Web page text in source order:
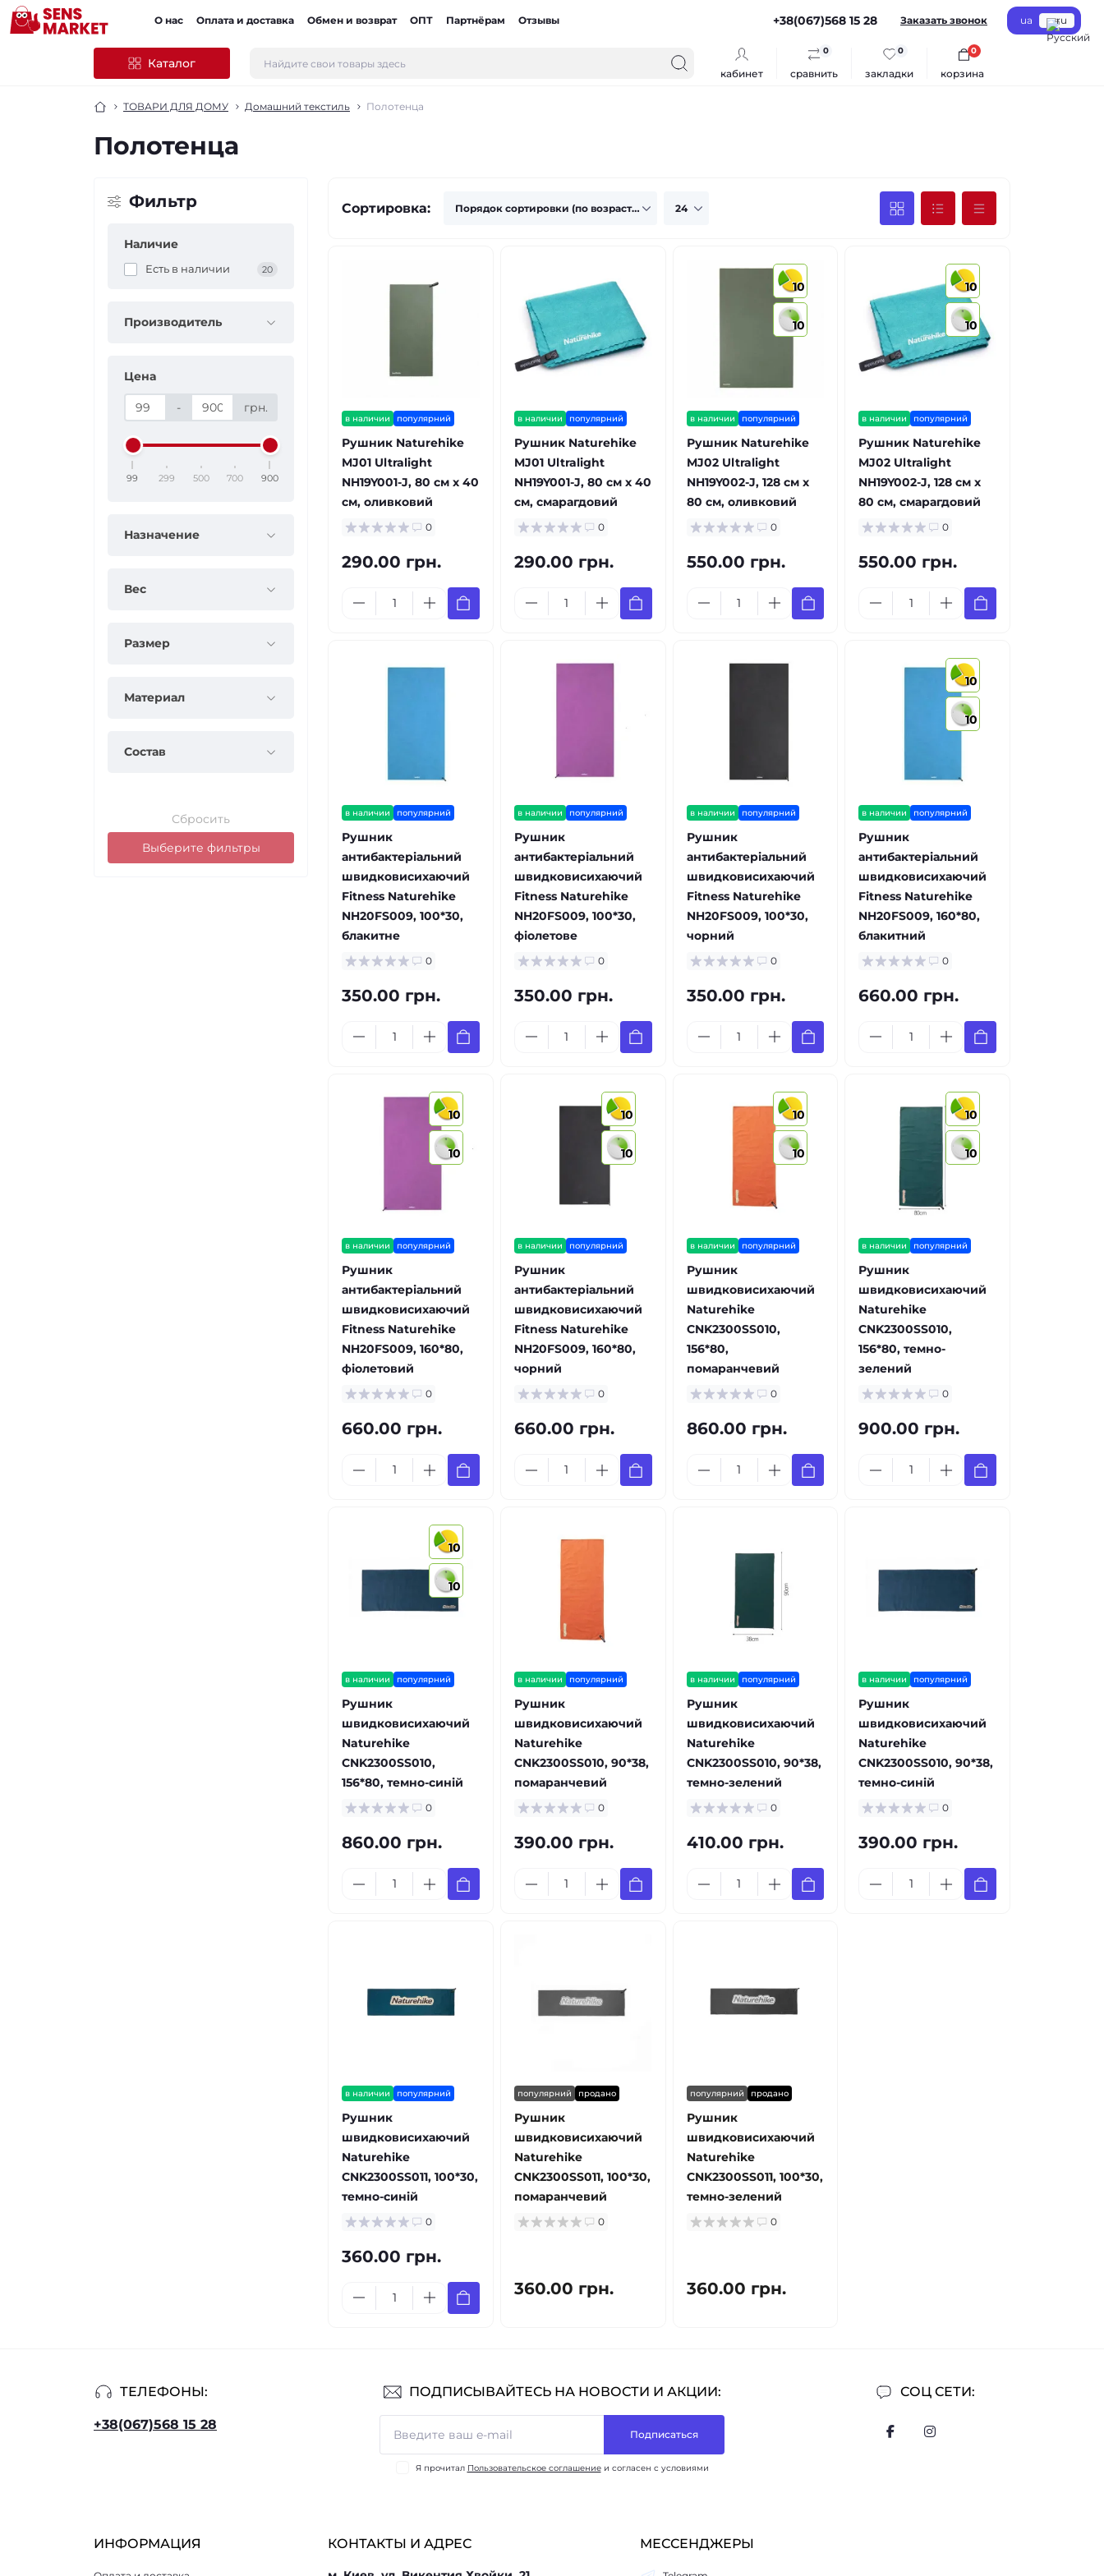
О нас Оплата и доставка Обмен и возврат ОПТ Партнёрам Отзывы +38(067)568 15 28 Заказать звонок ua ru
Каталог
кабинет сравнить
0
закладки
0
корзина
0
ТОВАРИ ДЛЯ ДОМУ Домашний текстиль Полотенца
Полотенца
Фильтр
Наличие
Есть в наличии 20
Производитель
Цена
- грн.
99 299 500 700 900
Назначение
Вес
Размер
Материал
Состав
Сбросить
Выберите фильтры
Сортировка:
в наличии популярний
Рушник Naturehike
MJ01 Ultralight
NH19Y001-J, 80 см х 40
см, оливковий
0
290.00 грн.
в наличии популярний
Рушник Naturehike
MJ01 Ultralight
NH19Y001-J, 80 см х 40
см, смарагдовий
0
290.00 грн.
10
10
в наличии популярний
Рушник Naturehike
MJ02 Ultralight
NH19Y002-J, 128 см х
80 см, оливковий
0
550.00 грн.
10
10
в наличии популярний
Рушник Naturehike
MJ02 Ultralight
NH19Y002-J, 128 см х
80 см, смарагдовий
0
550.00 грн.
в наличии популярний
Рушник
антибактеріальний
швидковисихаючий
Fitness Naturehike
NH20FS009, 100*30,
блакитне
0
350.00 грн.
в наличии популярний
Рушник
антибактеріальний
швидковисихаючий
Fitness Naturehike
NH20FS009, 100*30,
фіолетове
0
350.00 грн.
в наличии популярний
Рушник
антибактеріальний
швидковисихаючий
Fitness Naturehike
NH20FS009, 100*30,
чорний
0
350.00 грн.
10
10
в наличии популярний
Рушник
антибактеріальний
швидковисихаючий
Fitness Naturehike
NH20FS009, 160*80,
блакитний
0
660.00 грн.
10
10
в наличии популярний
Рушник
антибактеріальний
швидковисихаючий
Fitness Naturehike
NH20FS009, 160*80,
фіолетовий
0
660.00 грн.
10
10
в наличии популярний
Рушник
антибактеріальний
швидковисихаючий
Fitness Naturehike
NH20FS009, 160*80,
чорний
0
660.00 грн.
10
10
в наличии популярний
Рушник
швидковисихаючий
Naturehike
CNK2300SS010,
156*80,
помаранчевий
0
860.00 грн.
10
10
в наличии популярний
Рушник
швидковисихаючий
Naturehike
CNK2300SS010,
156*80, темно-
зелений
0
900.00 грн.
10
10
в наличии популярний
Рушник
швидковисихаючий
Naturehike
CNK2300SS010,
156*80, темно-синій
0
860.00 грн.
в наличии популярний
Рушник
швидковисихаючий
Naturehike
CNK2300SS010, 90*38,
помаранчевий
0
390.00 грн.
в наличии популярний
Рушник
швидковисихаючий
Naturehike
CNK2300SS010, 90*38,
темно-зелений
0
410.00 грн.
в наличии популярний
Рушник
швидковисихаючий
Naturehike
CNK2300SS010, 90*38,
темно-синій
0
390.00 грн.
в наличии популярний
Рушник
швидковисихаючий
Naturehike
CNK2300SS011, 100*30,
темно-синій
0
360.00 грн.
популярний продано
Рушник
швидковисихаючий
Naturehike
CNK2300SS011, 100*30,
помаранчевий
0
360.00 грн.
популярний продано
Рушник
швидковисихаючий
Naturehike
CNK2300SS011, 100*30,
темно-зелений
0
360.00 грн.
ТЕЛЕФОНЫ:
+38(067)568 15 28
СОЦ СЕТИ:
ПОДПИСЫВАЙТЕСЬ НА НОВОСТИ И АКЦИИ:
Подписаться
Я прочитал Пользовательское соглашениеи согласен с условиями
ИНФОРМАЦИЯ КОНТАКТЫ И АДРЕС МЕССЕНДЖЕРЫ